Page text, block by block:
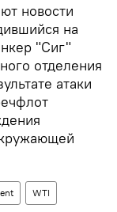
новости
на
"Сиг"
отделения
атаки
WTI